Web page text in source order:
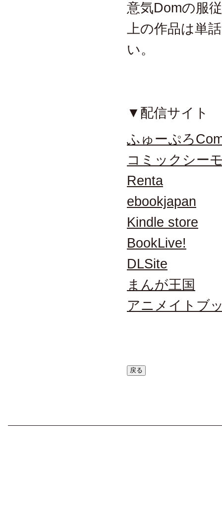
意気Domの服
上の作品は単
い。
▼配信サイト
ふゅーぷろ
コミックシー
Renta
ebookjapan
Kindle store
BookLive!
DLSite
まんが王国
アニメイトブ